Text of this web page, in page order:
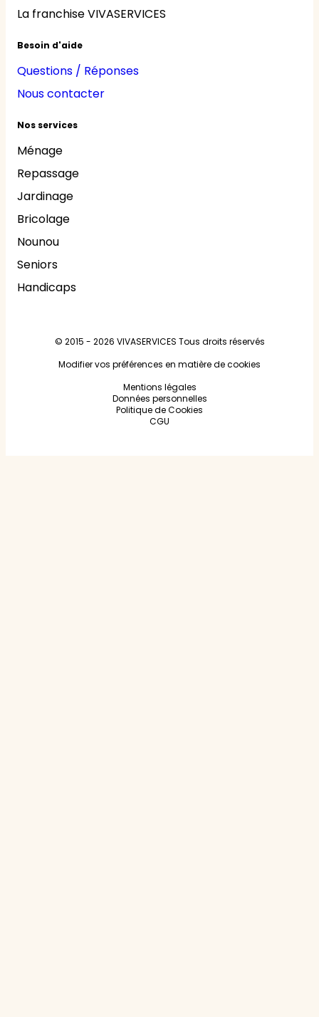
La franchise VIVASERVICES
Besoin d'aide
Questions / Réponses
Nous contacter
Nos services
Ménage
Repassage
Jardinage
Bricolage
Nounou
Seniors
Handicaps
© 2015 - 2026 VIVASERVICES Tous droits réservés
Modifier vos préférences en matière de cookies
Mentions légales
Données personnelles
Politique de Cookies
CGU